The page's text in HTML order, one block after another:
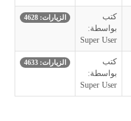
كتب
بواسطة:
Super User
الزيارات: 4628
كتب
بواسطة:
Super User
الزيارات: 4633